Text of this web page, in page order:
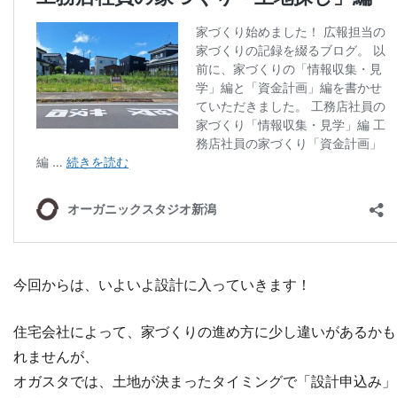
今回からは、いよいよ設計に入っていきます！
住宅会社によって、家づくりの進め方に少し違いがあるか
れませんが、
オガスタでは、土地が決まったタイミングで「設計申込み